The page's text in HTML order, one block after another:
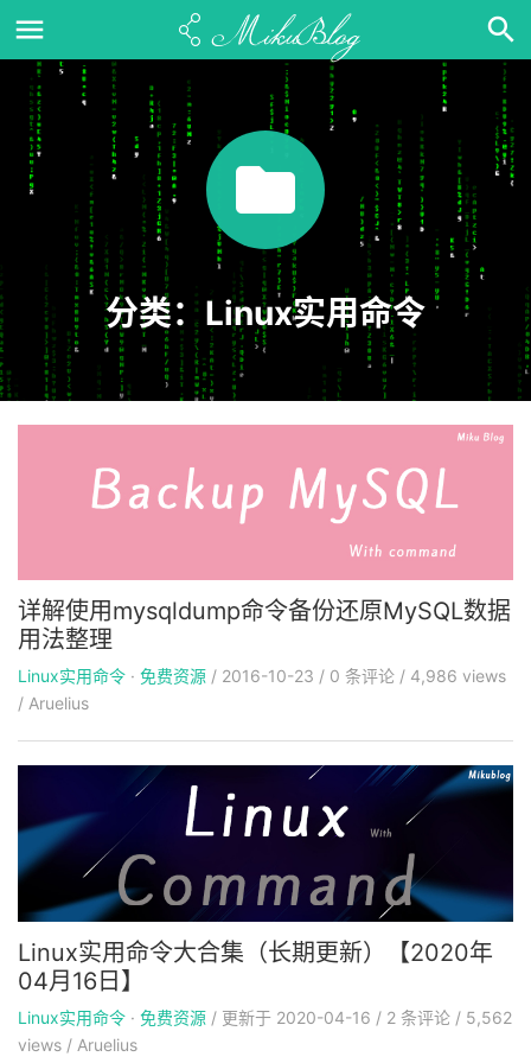
分类：Linux实用命令
详解使用mysqldump命令备份还原MySQL数据
用法整理
Linux实用命令 · 免费资源 / 2016-10-23 / 0 条评论 / 4,986 views
/ Aruelius
Linux实用命令大合集（长期更新）【2020年
04月16日】
Linux实用命令 · 免费资源 / 更新于 2020-04-16 / 2 条评论 / 5,562
views / Aruelius